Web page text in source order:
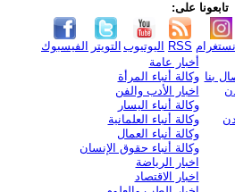
تابعونا على:
الفيسبوك التويتر اليوتيوب RSS
بنا
أخبار عامة
وكالة أنباء المرأة
اخبار الأدب والفن
وكالة أنباء اليسار
وكالة أنباء العلمانية
وكالة أنباء العمال
وكالة أنباء حقوق الإنسان
اخبار الرياضة
اخبار الاقتصاد